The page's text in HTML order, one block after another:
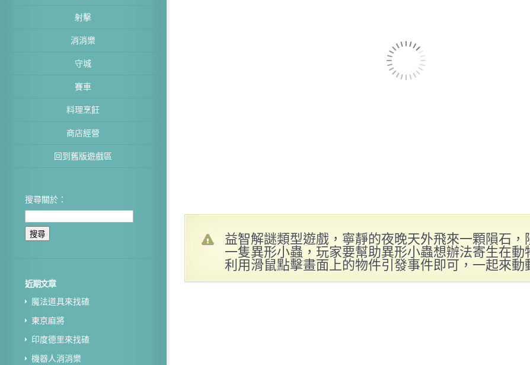
射擊
消消樂
守城
賽車
料理烹飪
商店經營
回到舊版遊戲區
搜尋關於：
近期文章
魔法道具來找碴
東京麻將
印度德里來找碴
機器人消消樂
益智解謎類型遊戲，寧靜的夜晚天外飛來一顆隕石，
一隻異形小蟲，玩家要幫助異形小蟲想辦法寄生在動
利用滑鼠點擊畫面上的物件引發事件即可，一起來動